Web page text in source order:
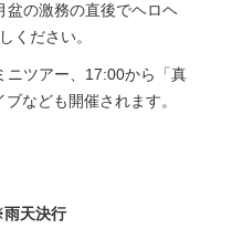
盆の激務の直後でヘロヘ
ください。
ツアー、17:00から「真
なども開催されます。
天決行